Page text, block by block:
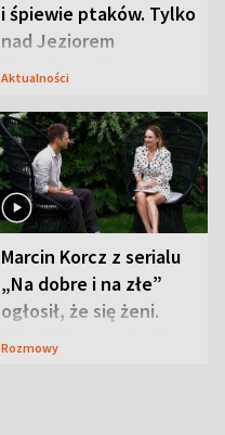
i śpiewie ptaków. Tylko
nad Jeziorem
Tarnobrzeskim
Aktualności
Marcin Korcz z serialu
„Na dobre i na złe”
ogłosił, że się żeni.
Zdradził, co zmienił
Rozmowy